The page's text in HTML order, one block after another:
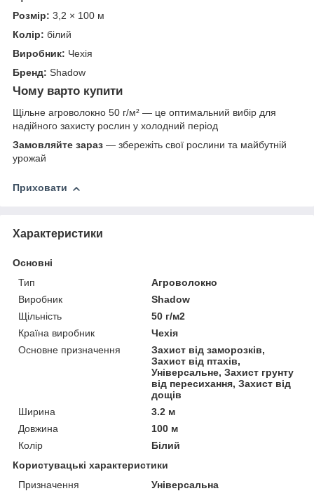
Розмір: 3,2 × 100 м
Колір: білий
Виробник: Чехія
Бренд: Shadow
Чому варто купити
Щільне агроволокно 50 г/м² — це оптимальний вибір для
надійного захисту рослин у холодний період
Замовляйте зараз — збережіть свої рослини та майбутній
урожай
Приховати
Характеристики
Основні
Тип
Агроволокно
Виробник
Shadow
Щільність
50 г/м2
Країна виробник
Чехія
Основне призначення
Захист від заморозків,
Захист від птахів,
Універсальне, Захист грунту
від пересихання, Захист від
дощів
Ширина
3.2 м
Довжина
100 м
Колір
Білий
Користувацькі характеристики
Призначення
Універсальна